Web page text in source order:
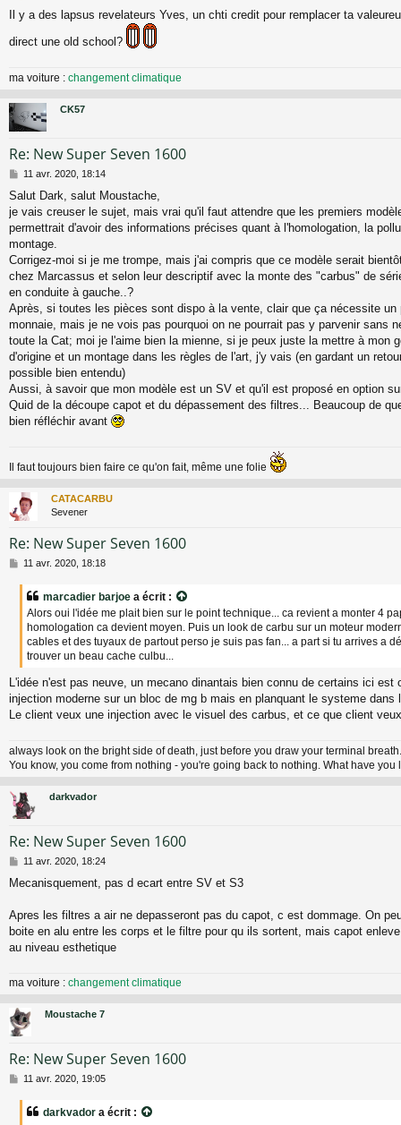
Il y a des lapsus revelateurs Yves, un chti credit pour remplacer ta
direct une old school?
ma voiture : changement climatique
CK57
Re: New Super Seven 1600
M
s
s
a
g
11 avr. 2020, 18:14
Salut Dark, salut Moustache,
je vais creuser le sujet, mais vrai qu'il faut attendre que les premiers
permettrait d'avoir des informations précises quant à l'homologation, la
montage.
Corrigez-moi si je me trompe, mais j'ai compris que ce modèle serait
chez Marcassus et selon leur descriptif avec la monte des "carbus" de
en conduite à gauche..?
Après, si toutes les pièces sont dispo à la vente, clair que ça nécessite un
monnaie, mais je ne vois pas pourquoi on ne pourrait pas y parvenir sans
toute la Cat; moi je l'aime bien la mienne, si je peux juste la mettre à mon
d'origine et un montage dans les règles de l'art, j'y vais (en gardant un
possible bien entendu)
Aussi, à savoir que mon modèle est un SV et qu'il est proposé en option
Quid de la découpe capot et du dépassement des filtres... Beaucoup de
bien réfléchir avant
Il faut toujours bien faire ce qu'on fait, même une folie
CATACARBU
Sevener
Re: New Super Seven 1600
M11 avr. 2020, 18:18
marcadier barjoe a écrit :
Alors oui l'idée me plait bien sur le point technique... ca revient a monter 4
homologation ca devient moyen. Puis un look de carbu sur un moteur
cables et des tuyaux de partout perso je suis pas fan... a part si tu arrives a
trouver un beau cache culbu...
L'idée n'est pas neuve, un mecano dinantais bien connu de certains ici est
injection moderne sur un bloc de mg b mais en planquant le systeme dans
Le client veux une injection avec le visuel des carbus, et ce que client
always look on the bright side of death, just before you draw your terminal
You know, you come from nothing - you're going back to nothing. What have you
darkvador
Re: New Super Seven 1600
M
s
a
g
11 avr. 2020, 18:24
Mecanisquement, pas d ecart entre SV et S3
Apres les filtres a air ne depasseront pas du capot, c est dommage. On
boite en alu entre les corps et le filtre pour qu ils sortent, mais capot
au niveau esthetique
ma voiture : changement climatique
Moustache 7
Re: New Super Seven 1600
M11 avr. 2020, 19:05
darkvador a écrit :